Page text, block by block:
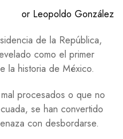
or Leopoldo González
de la República,
como el primer
la historia de México.
procesados o que no
se han convertido
con desbordarse.